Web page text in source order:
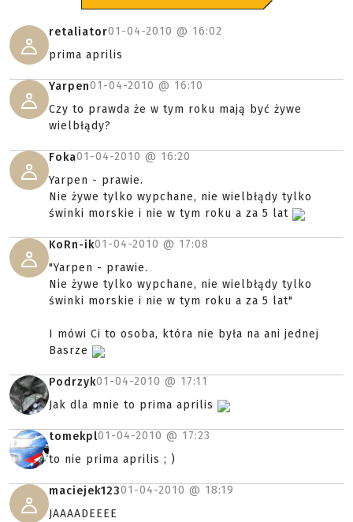
retaliator01-04-2010 @ 16:02
prima aprilis
Yarpen01-04-2010 @ 16:10
Czy to prawda że w tym roku mają być żywe
wielbłądy?
Foka01-04-2010 @ 16:20
Yarpen - prawie.
Nie żywe tylko wypchane, nie wielbłądy tylko
świnki morskie i nie w tym roku a za 5 lat
KoRn-ik01-04-2010 @ 17:08
"Yarpen - prawie.
Nie żywe tylko wypchane, nie wielbłądy tylko
świnki morskie i nie w tym roku a za 5 lat"
I mówi Ci to osoba, która nie była na ani jednej
Basrze
Podrzyk01-04-2010 @ 17:11
Jak dla mnie to prima aprilis
tomekpl01-04-2010 @ 17:23
to nie prima aprilis ; )
maciejek12301-04-2010 @ 18:19
JAAAADEEEE